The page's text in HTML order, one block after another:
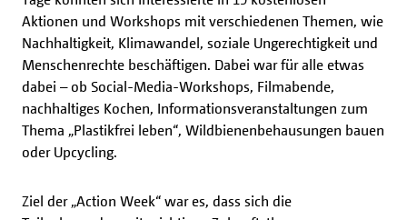
Aktionen und Workshops mit verschiedenen Themen, wie
Nachhaltigkeit, Klimawandel, soziale Ungerechtigkeit und
Menschenrechte beschäftigen. Dabei war für alle etwas
dabei – ob Social-Media-Workshops, Filmabende,
nachhaltiges Kochen, Informationsveranstaltungen zum
Thema „Plastikfrei leben“, Wildbienenbehausungen bauen
oder Upcycling.
Ziel der „Action Week“ war es, dass sich die